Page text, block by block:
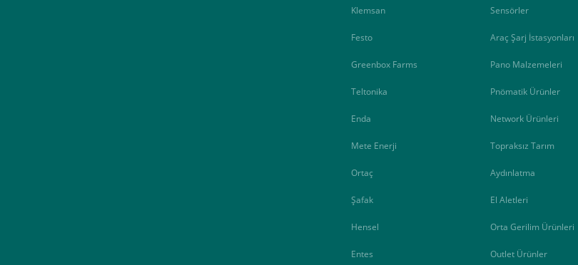
Klemsan
Festo
Greenbox Farms
Teltonika
Enda
Mete Enerji
Ortaç
Şafak
Hensel
Entes
Sensörler
Araç Şarj İstasyonları
Pano Malzemeleri
Pnömatik Ürünler
Network Ürünleri
Topraksız Tarım
Aydınlatma
El Aletleri
Orta Gerilim Ürünleri
Outlet Ürünler